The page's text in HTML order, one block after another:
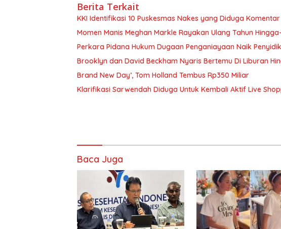
Berita Terkait
KKI Identifikasi 10 Puskesmas Nakes yang Diduga Komentar
Momen Manis Meghan Markle Rayakan Ulang Tahun
Perkara Pidana Hukum Dugaan Penganiayaan Naik
Brooklyn dan David Beckham Nyaris Bertemu Di Liburan
Brand New Day’, Tom Holland Tembus Rp350 Miliar
Klarifikasi Sarwendah Diduga Untuk Kembali Aktif Live
Baca Juga